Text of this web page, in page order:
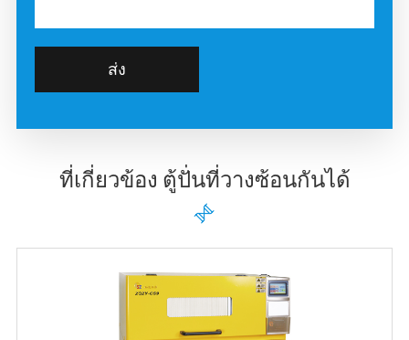
ส่ง
ที่เกี่ยวข้อง ตู้ปั่นที่วางซ้อนกันได้
